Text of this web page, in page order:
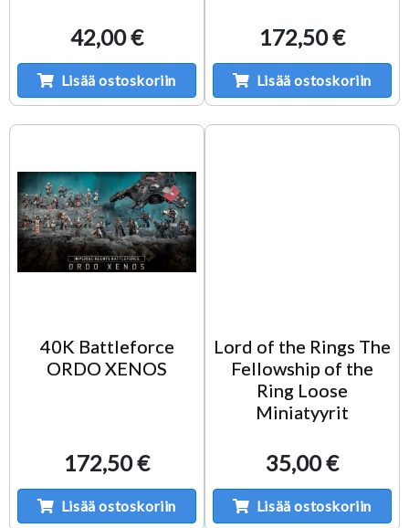
42,00 €
Lisää ostoskoriin
172,50 €
Lisää ostoskoriin
40K Battleforce
ORDO XENOS
172,50 €
Lisää ostoskoriin
Lord of the Rings The
Fellowship of the
Ring Loose
Miniatyyrit
35,00 €
Lisää ostoskoriin